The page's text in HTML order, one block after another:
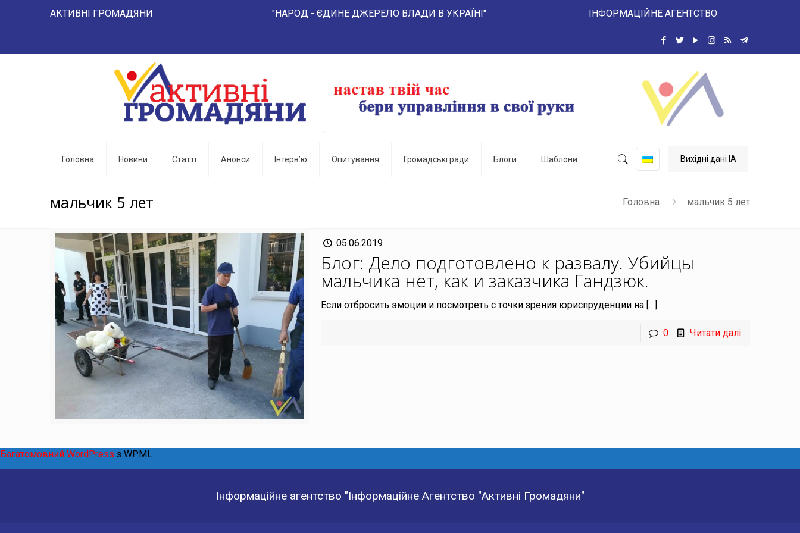
АКТИВНІ ГРОМАДЯНИ "НАРОД - ЄДИНЕ ДЖЕРЕЛО ВЛАДИ В УКРАЇНІ" ІНФОРМАЦІЙНЕ АГЕНТСТВО
Головна Новини Статті Анонси Інтерв’ю Опитування Громадські ради Блоги Шаблони Вихідні дані ІА
мальчик 5 лет Головна мальчик 5 лет
05.06.2019
Блог: Дело подготовлено к развалу. Убийцы
мальчика нет, как и заказчика Гандзюк.
Если отбросить эмоции и посмотреть с точки зрения юриспруденции на […]
0 Читати далі
Інформаційне агентство "Інформаційне Агентство "Активні Громадяни"
Багатомовний WordPress з WPML